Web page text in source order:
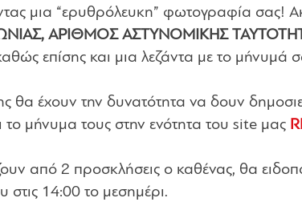
μια “ερυθρόλευκη” φωτογραφία σας!
ΑΡΙΘΜΟΣ ΑΣΤΥΝΟΜΙΚΗΣ
επίσης και μια λεζάντα με το μήνυμά
θα έχουν την δυνατότητα να δουν
μήνυμα τους στην ενότητα του site μας
από 2 προσκλήσεις ο καθένας, θα
στις 14:00 το μεσημέρι.